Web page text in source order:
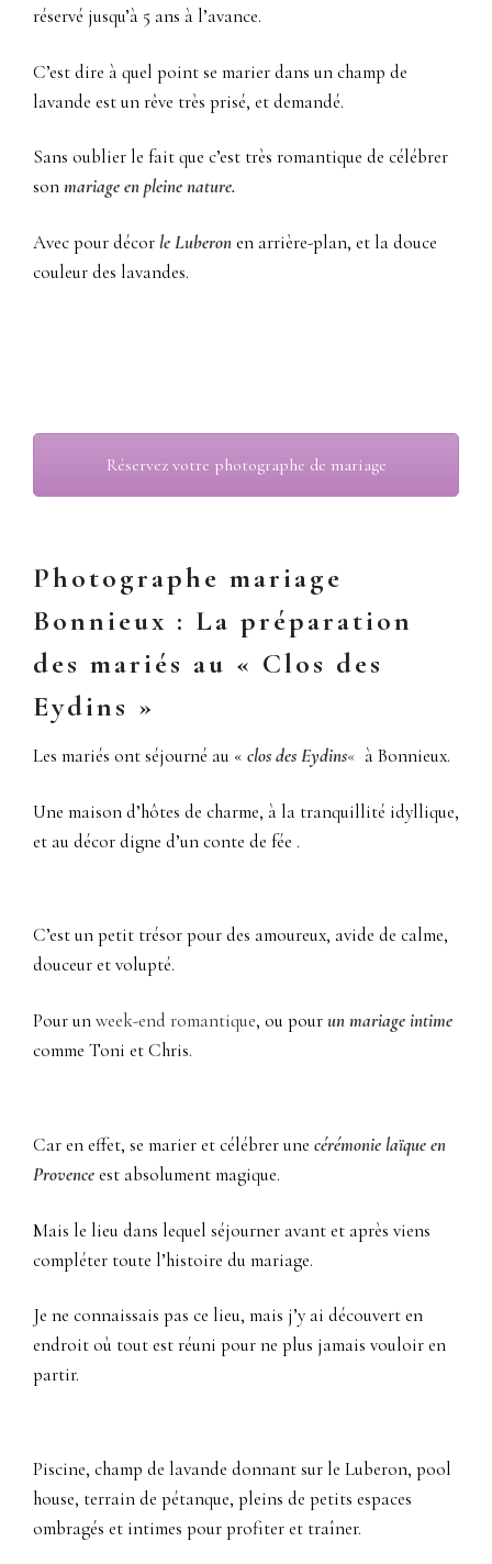
réservé jusqu’à 5 ans à l’avance.
C’est dire à quel point se marier dans un champ de
lavande est un rêve très prisé, et demandé.
Sans oublier le fait que c’est très romantique de célébrer
sonmariage en pleine nature.
Avec pour décorle Luberonen arrière-plan, et la douce
couleur des lavandes.
Réservez votre photographe de mariage
Photographe mariage
Bonnieux : La préparation
des mariés au « Clos des
Eydins »
Les mariés ont séjourné au « clos des Eydins« à Bonnieux.
Une maison d’hôtes de charme, à la tranquillité idyllique,
et au décor digne d’un conte de fée .
C’est un petit trésor pour des amoureux, avide de calme,
douceur et volupté.
Pour unweek-end romantique, ou pourun mariage intime
comme Toni et Chris.
Car en effet, se marier et célébrer une cérémonie laïque en
Provenceest absolument magique.
Mais le lieu dans lequel séjourner avant et après viens
compléter toute l’histoire du mariage.
Je ne connaissais pas ce lieu, mais j’y ai découvert en
endroit où tout est réuni pour ne plus jamais vouloir en
partir.
Piscine, champ de lavande donnant sur le Luberon, pool
house, terrain de pétanque, pleins de petits espaces
ombragés et intimes pour profiter et traîner.